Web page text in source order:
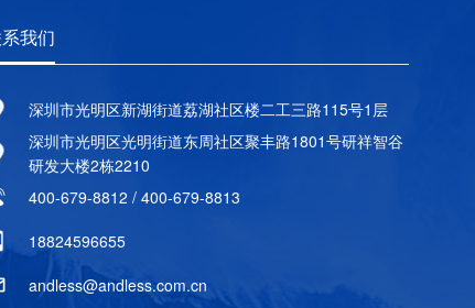
的行间空调，电源室使用
安德力士总体响应按“整体规
”的定位布局要求，在信息化
养相结合的规范化、标准化、
我公司后期还向贵院提供容量
不同容量的工频UPS主机、
其后备铅酸蓄电池共计近600
。医院作为重要民生单位，电
我们
深圳市光明区新湖街道荔湖社区楼二工三路115号1层
深圳市光明区光明街道东周社区聚丰路1801号研祥智谷
研发大楼2栋2210
400-679-8812 / 400-679-8813
18824596655
andless@andless.com.cn